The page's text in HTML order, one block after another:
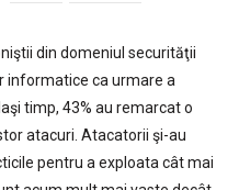
din domeniul securităţii
informatice ca urmare a
timp, 43% au remarcat o
atacuri. Atacatorii şi-au
pentru a exploata cât mai